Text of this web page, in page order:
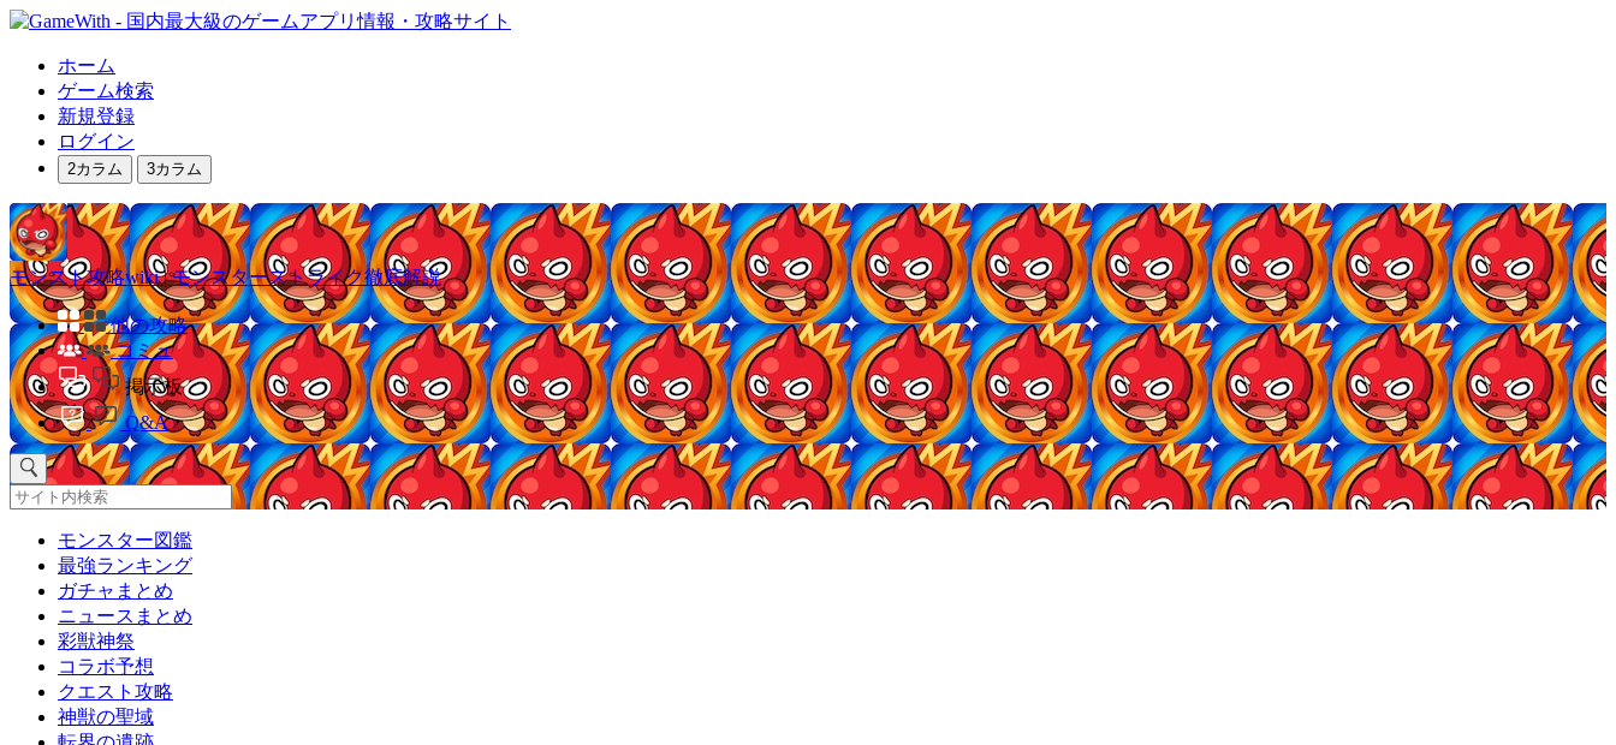
ホーム
ゲーム検索
新規登録
ログイン
2カラム 3カラム
モンスト攻略wiki | モンスターストライク徹底解説
他の攻略
コミュ
掲示板
Q&A
モンスター図鑑
最強ランキング
ガチャまとめ
ニュースまとめ
彩獣神祭
コラボ予想
クエスト攻略
神獣の聖域